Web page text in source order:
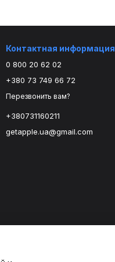
Контактная информация
0 800 20 62 02
+380 73 749 66 72
Перезвонить вам?
+380731160211
getapple.ua@gmail.com